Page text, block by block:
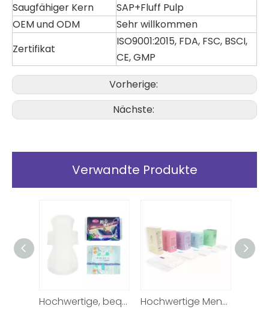
Saugfähiger Kern
SAP+Fluff Pulp
OEM und ODM
Sehr willkommen
Zertifikat
ISO9001:2015, FDA, FSC, BSCI,
CE, GMP
Vorherige:
Nächste:
Verwandte Produkte
Hochwertige, bequeme Damenbinde für Damen Hochwertige Menstruationsbinde für Mädchen